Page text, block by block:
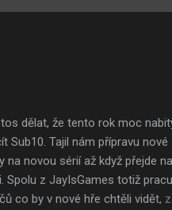
dělat, že tento rok moc
Tajil nám přípravu nové
na novou sérií až když přejde
z JayIsGames totiž
co by v nové hře chtěli vidět,